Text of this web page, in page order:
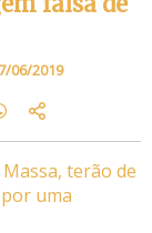
06/2019
terão de
uma